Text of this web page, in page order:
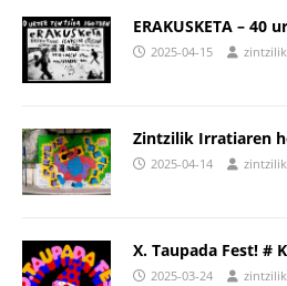
ERAKUSKETA – 40
2025-04-15 zintzilik
Zintzilik Irratiaren
2025-04-14 zintzilik
X. Taupada Fest! #
2025-03-24 zintzilik